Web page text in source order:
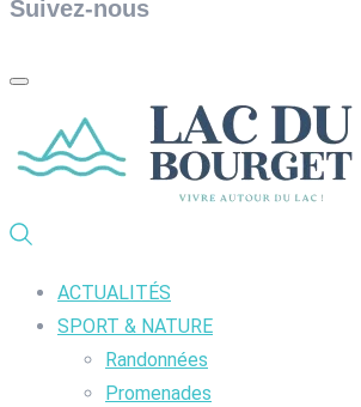
Suivez-nous
ACTUALITÉS
SPORT & NATURE
Randonnées
Promenades